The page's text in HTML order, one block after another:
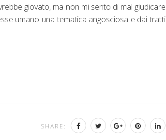
giovato, ma non mi sento di mal giudicare
umano una tematica angosciosa e dai tratti
SHARE: